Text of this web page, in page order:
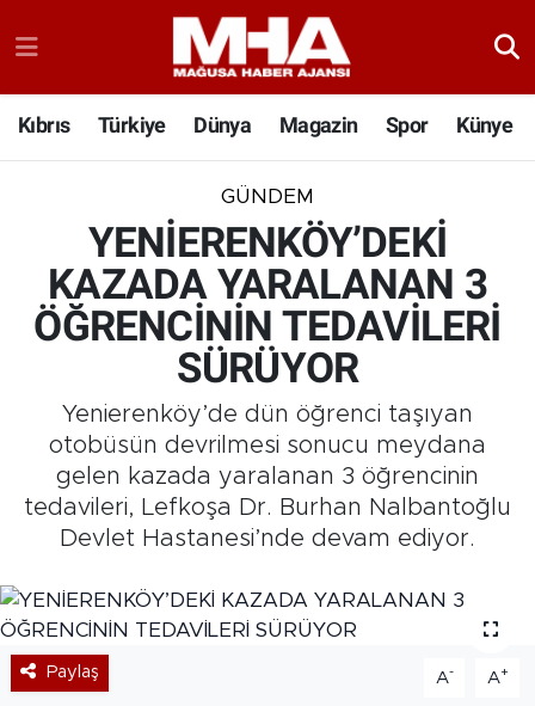
Kıbrıs Türkiye Dünya Magazin Spor Künye
GÜNDEM
YENİERENKÖY’DEKİ
KAZADA YARALANAN 3
ÖĞRENCİNİN TEDAVİLERİ
SÜRÜYOR
Yenierenköy’de dün öğrenci taşıyan
otobüsün devrilmesi sonucu meydana
gelen kazada yaralanan 3 öğrencinin
tedavileri, Lefkoşa Dr. Burhan Nalbantoğlu
Devlet Hastanesi’nde devam ediyor.
Paylaş A- A+